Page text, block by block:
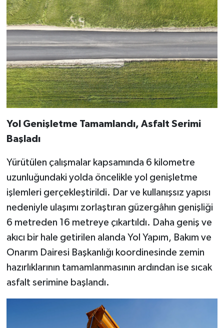
Yol Genişletme Tamamlandı, Asfalt Serimi
Başladı
Yürütülen çalışmalar kapsamında 6 kilometre
uzunluğundaki yolda öncelikle yol genişletme
işlemleri gerçekleştirildi. Dar ve kullanışsız yapısı
nedeniyle ulaşımı zorlaştıran güzergâhın genişliği
6 metreden 16 metreye çıkartıldı. Daha geniş ve
akıcı bir hale getirilen alanda Yol Yapım, Bakım ve
Onarım Dairesi Başkanlığı koordinesinde zemin
hazırlıklarının tamamlanmasının ardından ise sıcak
asfalt serimine başlandı.